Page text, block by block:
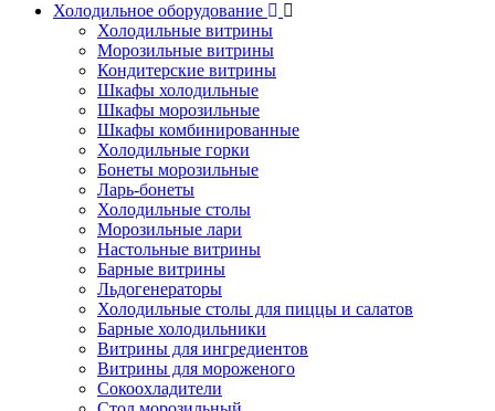
Холодильное оборудование
Холодильные витрины
Морозильные витрины
Кондитерские витрины
Шкафы холодильные
Шкафы морозильные
Шкафы комбинированные
Холодильные горки
Бонеты морозильные
Ларь-бонеты
Холодильные столы
Морозильные лари
Настольные витрины
Барные витрины
Льдогенераторы
Холодильные столы для пиццы и салатов
Барные холодильники
Витрины для ингредиентов
Витрины для мороженого
Сокоохладители